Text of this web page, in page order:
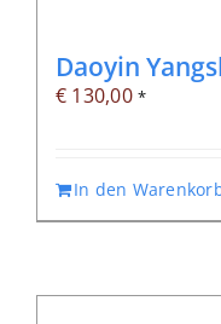
Daoyin
€ 130,00 *
In den